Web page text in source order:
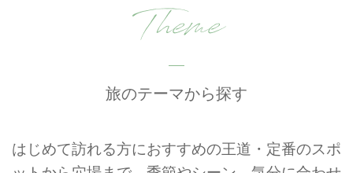
Theme
旅のテーマから探す
はじめて訪れる方におすすめの王道・定番のスポ